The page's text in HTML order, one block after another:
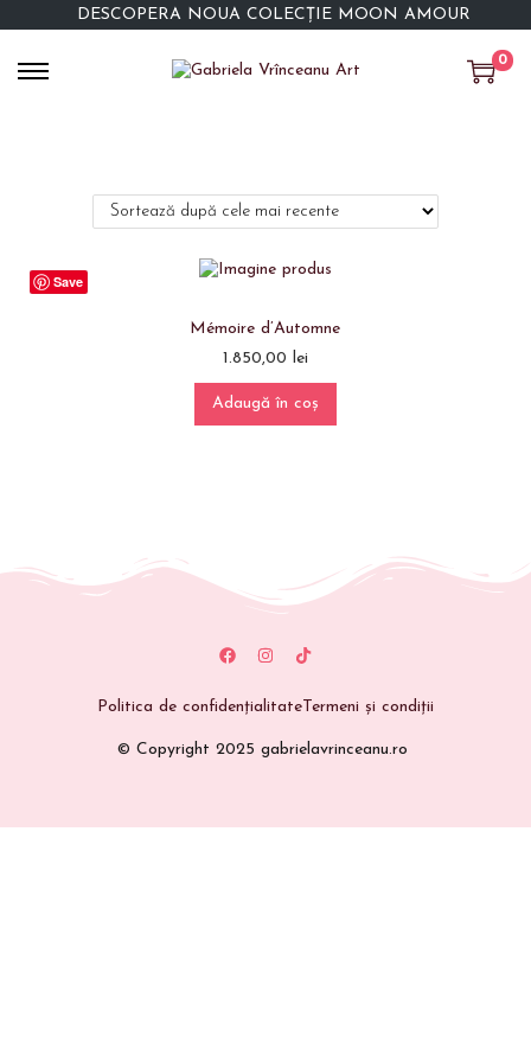
DESCOPERĂ NOUA COLECȚIE MOON AMOUR
0
Save
Mémoire d’Automne
1.850,00 lei
Adaugă în coș
Politica de confidențialitate Termeni și condiții
© Copyright 2025 gabrielavrinceanu.ro